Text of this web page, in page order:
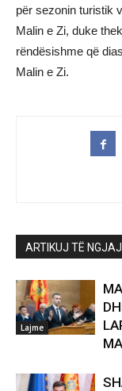
për sezonin turistik
Malin e Zi, duke
rëndësishme që
Malin e Zi.
ARTIKUJ TË
Lajme